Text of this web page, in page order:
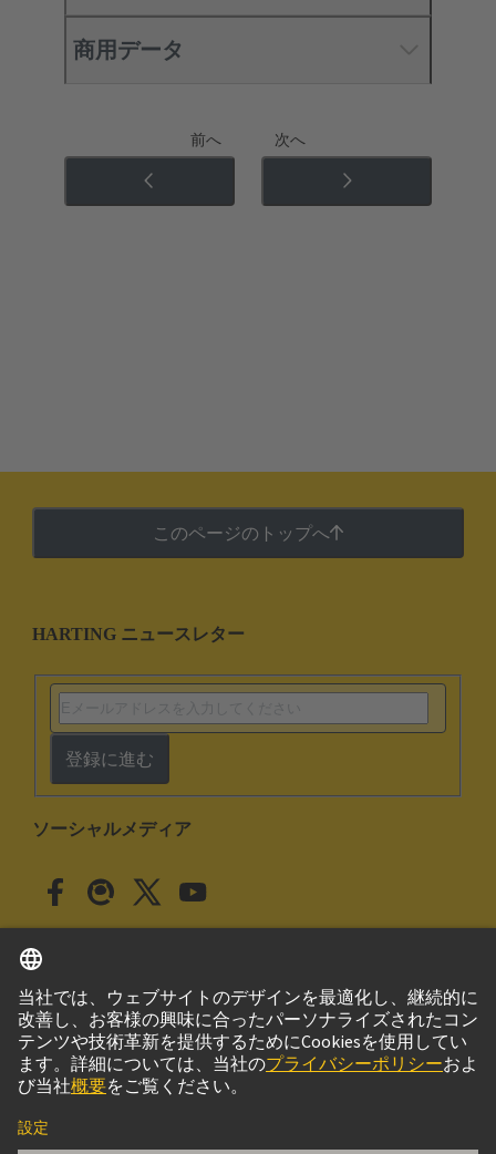
商用データ
前へ 次へ
このページのトップへ
HARTING ニュースレター
登録に進む
ソーシャルメディア
日本 日本語
© ハーティング株式会社
このサイトについて